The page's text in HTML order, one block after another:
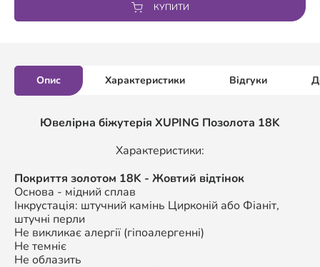
КУПИТИ
Опис Характеристики Відгуки
Ювелірна біжутерія XUPING Позолота 18K
Характеристики:
Покриття золотом 18K - Жовтий відтінок
Основа - мідний сплав
Інкрустація: штучний камінь Цирконій або Фіаніт,
штучні перли
Не викликає алергії (гіпоалергенні)
Не темніє
Не облазить